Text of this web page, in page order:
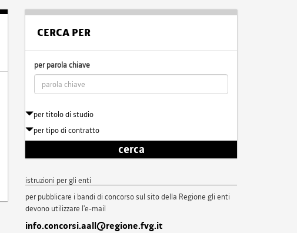
CERCA PER
per parola chiave
per titolo di studio
per tipo di contratto
cerca
istruzioni per gli enti
per pubblicare i bandi di concorso sul sito della Regione gli enti
devono utilizzare l'e-mail
info.concorsi.aall@regione.fvg.it